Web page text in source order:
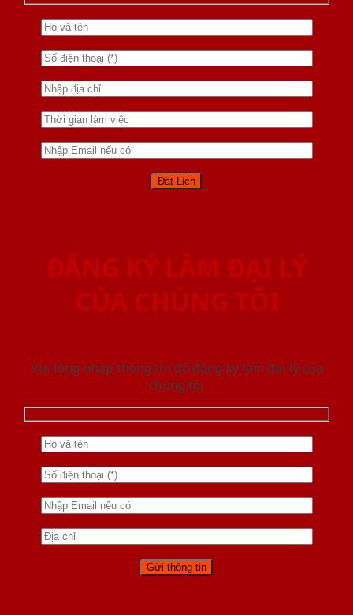
ĐĂNG KÝ LÀM ĐẠI LÝ
CỦA CHÚNG TÔI
Vui lòng nhập thông tin để đăng ký làm đại lý của
chúng tôi